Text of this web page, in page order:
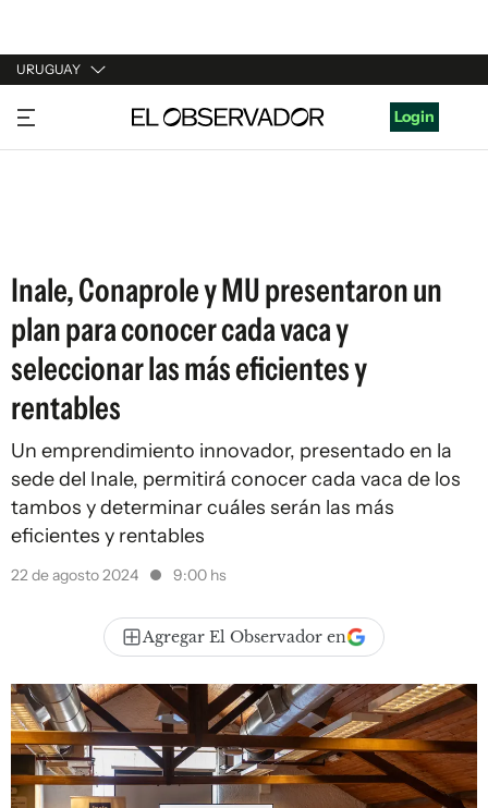
URUGUAY
URUGUAY
ARGENTINA
Login
Inale, Conaprole y MU presentaron un
plan para conocer cada vaca y
seleccionar las más eficientes y
rentables
Un emprendimiento innovador, presentado en la
sede del Inale, permitirá conocer cada vaca de los
tambos y determinar cuáles serán las más
eficientes y rentables
22 de agosto 2024 9:00 hs
Agregar El Observador en